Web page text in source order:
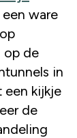
een ware
op de
in
een kijkje
de